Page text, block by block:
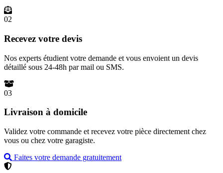
02
Recevez votre devis
Nos experts étudient votre demande et vous envoient un devis
détaillé sous 24-48h par mail ou SMS.
03
Livraison à domicile
Validez votre commande et recevez votre pièce directement chez
vous ou chez votre garagiste.
Faites votre demande gratuitement